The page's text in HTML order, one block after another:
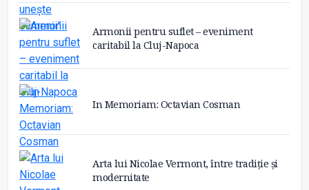
Armonii pentru suflet – eveniment
caritabil la Cluj-Napoca
In Memoriam: Octavian Cosman
Arta lui Nicolae Vermont, între tradiție și
modernitate